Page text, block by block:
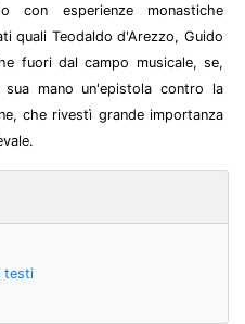
esperienze monastiche
quali Teodaldo d'Arezzo, Guido
fuori dal campo musicale, se,
mano un'epistola contro la
che rivestì grande importanza
testi